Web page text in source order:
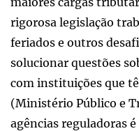
rigorosa legislação
feriados e outros
solucionar questões
com instituições que
(Ministério Público e
agências reguladoras